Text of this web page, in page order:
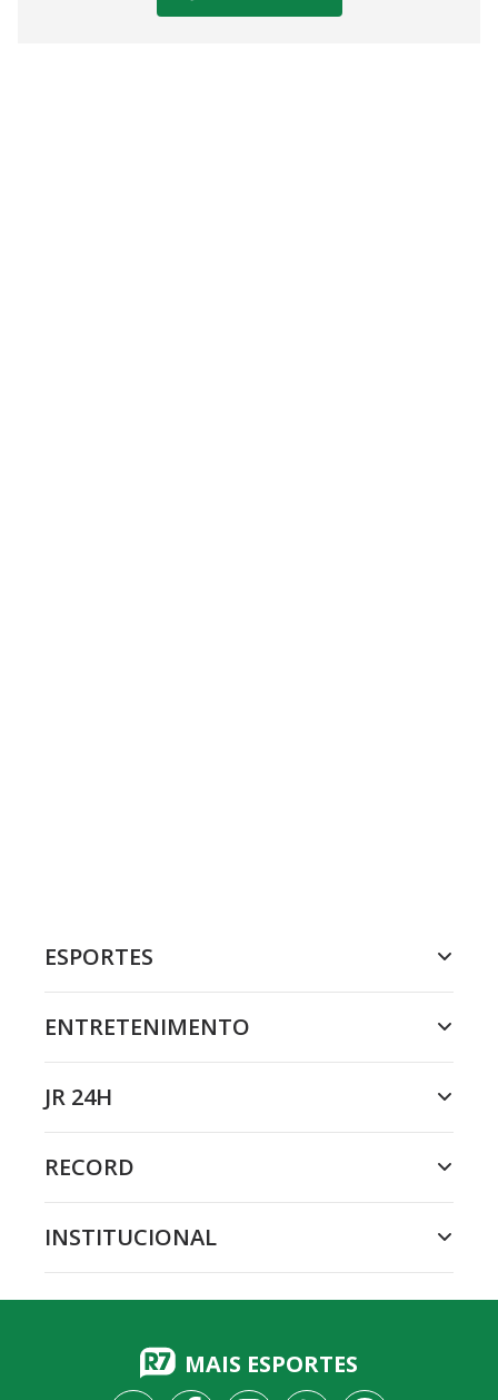
ESPORTES
ENTRETENIMENTO
JR 24H
RECORD
INSTITUCIONAL
MAIS ESPORTES